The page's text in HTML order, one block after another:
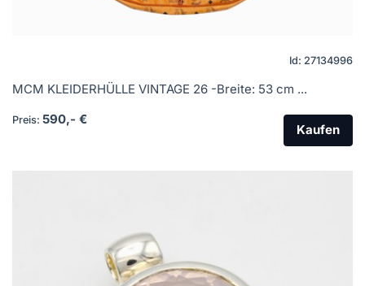
Id: 27134996
MCM KLEIDERHÜLLE VINTAGE 26 -Breite: 53 cm ...
Preis: 590,- €
Kaufen